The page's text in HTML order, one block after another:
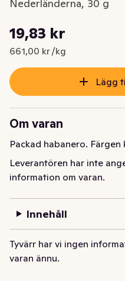
Nederländerna, 30 g
Nuvarande pris är: 19,83 kr
19,83 kr
661,00 kr /kg
Styckpris: 661,00 kr /kg
Lägg
Om varan
Packad habanero. Färgen
Leverantören har inte
information om varan.
Innehåll
Tyvärr har vi ingen
varan ännu.